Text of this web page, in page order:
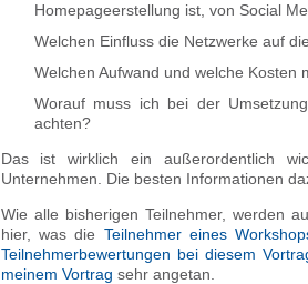
Homepageerstellung ist, von Social
Welchen Einfluss die Netzwerke auf
Welchen Aufwand und welche Kosten
Worauf muss ich bei der
achten?
Das ist wirklich ein außerordentlich
Unternehmen. Die besten Informationen
Wie alle bisherigen Teilnehmer, werden
hier, was die Teilnehmer eines
Teilnehmerbewertungen bei diesem
meinem Vortrag sehr angetan.